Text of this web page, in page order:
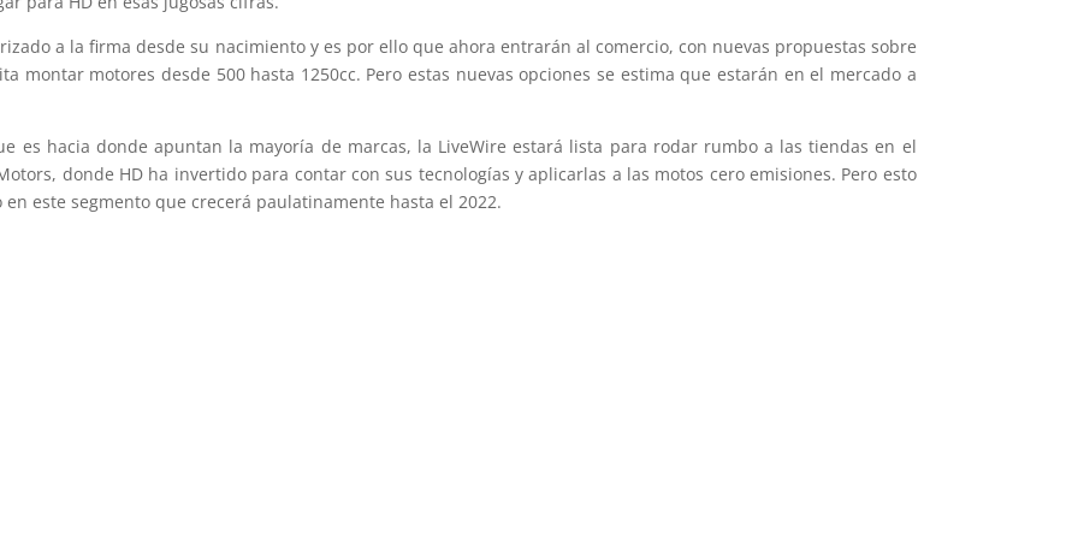
a la firma desde su nacimiento y es por ello que ahora entrarán al comercio, con nuevas propuestas sobre
montar motores desde 500 hasta 1250cc. Pero estas nuevas opciones se estima que estarán en el mercado a
es hacia donde apuntan la mayoría de marcas, la LiveWire estará lista para rodar rumbo a las tiendas en el
donde HD ha invertido para contar con sus tecnologías y aplicarlas a las motos cero emisiones. Pero esto
este segmento que crecerá paulatinamente hasta el 2022.